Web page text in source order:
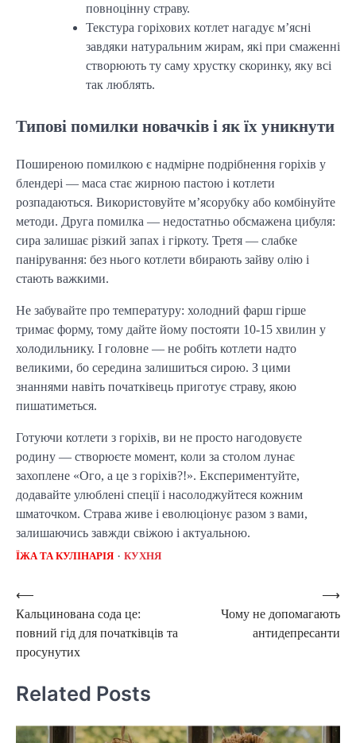
повноцінну страву.
Текстура горіхових котлет нагадує м’ясні
завдяки натуральним жирам, які при смаженні
створюють ту саму хрустку скоринку, яку всі
так люблять.
Типові помилки новачків і як їх уникнути
Поширеною помилкою є надмірне подрібнення горіхів у
блендері — маса стає жирною пастою і котлети
розпадаються. Використовуйте м’ясорубку або комбінуйте
методи. Друга помилка — недостатньо обсмажена цибуля:
сира залишає різкий запах і гіркоту. Третя — слабке
панірування: без нього котлети вбирають зайву олію і
стають важкими.
Не забувайте про температуру: холодний фарш гірше
тримає форму, тому дайте йому постояти 10-15 хвилин у
холодильнику. І головне — не робіть котлети надто
великими, бо середина залишиться сирою. З цими
знаннями навіть початківець приготує страву, якою
пишатиметься.
Готуючи котлети з горіхів, ви не просто нагодовуєте
родину — створюєте момент, коли за столом лунає
захоплене «Ого, а це з горіхів?!». Експериментуйте,
додавайте улюблені спеції і насолоджуйтеся кожним
шматочком. Страва живе і еволюціонує разом з вами,
залишаючись завжди свіжою і актуальною.
ЇЖА ТА КУЛІНАРІЯ КУХНЯ
Post
navigation
⟵
Кальцинована сода це:
повний гід для початківців та
просунутих
Чому не допомагають
антидепресанти
⟶
Related Posts